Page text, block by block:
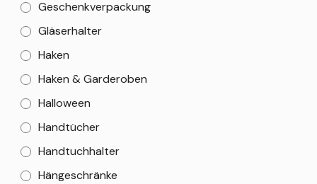
Geschenkverpackung
Gläserhalter
Haken
Haken & Garderoben
Halloween
Handtücher
Handtuchhalter
Hängeschränke